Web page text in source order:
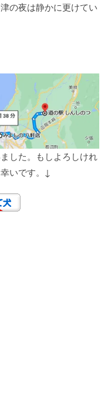
の夜は静かに更けてい
した。もしよろしけれ
いです。↓